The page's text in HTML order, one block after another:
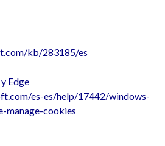
kb/283185/es
Edge
es-es/help/17442/windows-
manage-cookies